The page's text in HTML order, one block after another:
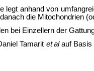
legt anhand von
die Mitochondrien
bei Einzellern der
Tamarit et alauf Basis